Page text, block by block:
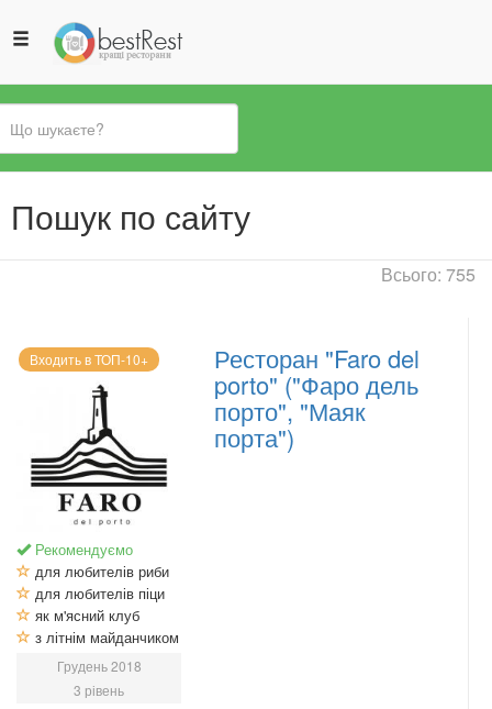
Ви
єПошук по сайту
Всього: 755
Входить в ТОП-10+
Рекомендуємо
для любителів риби
для любителів піци
як м'ясний клуб
з літнім майданчиком
Грудень 2018
3 рівень
Ресторан "Faro del
porto" ("Фаро дель
порто", "Маяк
порта")